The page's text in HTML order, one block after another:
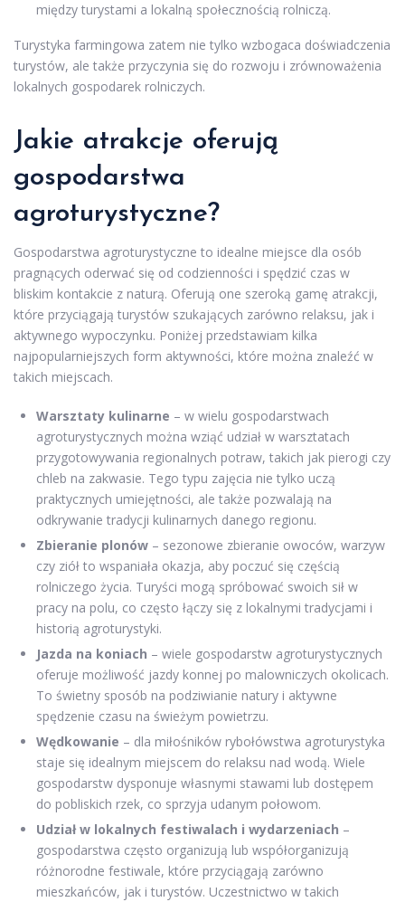
między turystami a lokalną społecznością rolniczą.
Turystyka farmingowa zatem nie tylko wzbogaca doświadczenia
turystów, ale także przyczynia się do rozwoju i zrównoważenia
lokalnych gospodarek rolniczych.
Jakie atrakcje oferują
gospodarstwa
agroturystyczne?
Gospodarstwa agroturystyczne to idealne miejsce dla osób
pragnących oderwać się od codzienności i spędzić czas w
bliskim kontakcie z naturą. Oferują one szeroką gamę atrakcji,
które przyciągają turystów szukających zarówno relaksu, jak i
aktywnego wypoczynku. Poniżej przedstawiam kilka
najpopularniejszych form aktywności, które można znaleźć w
takich miejscach.
Warsztaty kulinarne – w wielu gospodarstwach
agroturystycznych można wziąć udział w warsztatach
przygotowywania regionalnych potraw, takich jak pierogi czy
chleb na zakwasie. Tego typu zajęcia nie tylko uczą
praktycznych umiejętności, ale także pozwalają na
odkrywanie tradycji kulinarnych danego regionu.
Zbieranie plonów – sezonowe zbieranie owoców, warzyw
czy ziół to wspaniała okazja, aby poczuć się częścią
rolniczego życia. Turyści mogą spróbować swoich sił w
pracy na polu, co często łączy się z lokalnymi tradycjami i
historią agroturystyki.
Jazda na koniach – wiele gospodarstw agroturystycznych
oferuje możliwość jazdy konnej po malowniczych okolicach.
To świetny sposób na podziwianie natury i aktywne
spędzenie czasu na świeżym powietrzu.
Wędkowanie – dla miłośników rybołówstwa agroturystyka
staje się idealnym miejscem do relaksu nad wodą. Wiele
gospodarstw dysponuje własnymi stawami lub dostępem
do pobliskich rzek, co sprzyja udanym połowom.
Udział w lokalnych festiwalach i wydarzeniach –
gospodarstwa często organizują lub współorganizują
różnorodne festiwale, które przyciągają zarówno
mieszkańców, jak i turystów. Uczestnictwo w takich